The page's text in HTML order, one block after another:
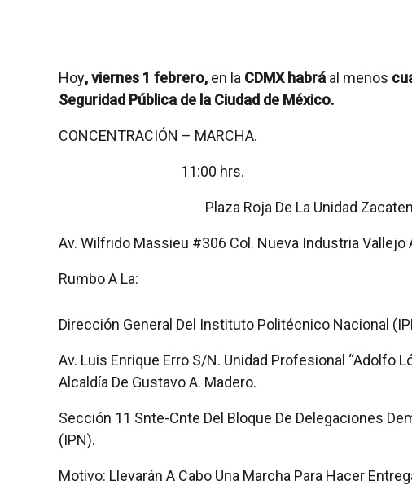
Hoy, viernes 1 febrero, en la CDMX habrá al menos
Seguridad Pública de la Ciudad de México.
CONCENTRACIÓN – MARCHA.
11:00 hrs.
Plaza Roja De La Unidad
Av. Wilfrido Massieu #306 Col. Nueva Industria Vallejo
Rumbo A La:
Dirección General Del Instituto Politécnico Nacional
Av. Luis Enrique Erro S/N. Unidad Profesional “Adolfo
Alcaldía De Gustavo A. Madero.
Sección 11 Snte-Cnte Del Bloque De Delegaciones
(IPN).
Motivo: Llevarán A Cabo Una Marcha Para Hacer